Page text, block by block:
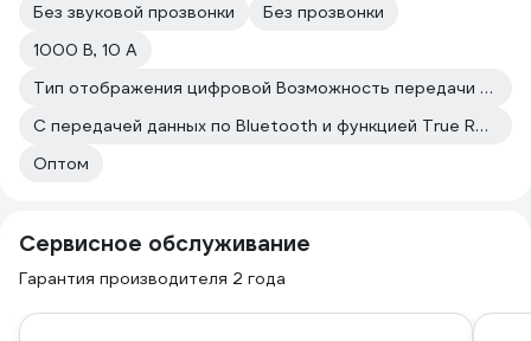
Без звуковой прозвонки
Без прозвонки
1000 В, 10 А
Тип отображения цифровой Возможность передачи данных по bluetooth
С передачей данных по Bluetooth и функцией True RMS
Оптом
Сервисное обслуживание
Гарантия производителя 2 года